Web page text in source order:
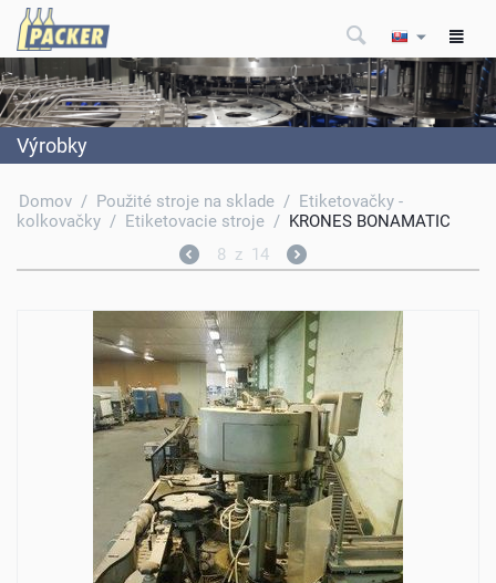
Výrobky
Domov / Použité stroje na sklade / Etiketovačky -
kolkovačky / Etiketovacie stroje / KRONES BONAMATIC
8 z 14